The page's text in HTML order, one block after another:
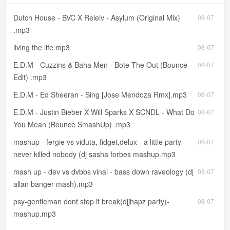
08-07
Dutch House - BVC X Releiv - Asylum (Original Mix)
.mp3
08-07
living the life.mp3
08-07
E.D.M - Cuzzins & Baha Men - Bote The Out (Bounce
Edit) .mp3
08-07
E.D.M - Ed Sheeran - Sing [Jose Mendoza Rmx].mp3
08-07
E.D.M - Justin Bieber X Will Sparks X SCNDL - What Do
You Mean (Bounce SmashUp) .mp3
08-07
mashup - fergie vs viduta, fidget,delux - a little party
never killed nobody (dj sasha forbes mashup.mp3
08-07
mash up - dev vs dvbbs vinai - bass down raveology (dj
allan banger mash).mp3
08-07
psy-gentleman dont stop it break(djjhapz party)-
mashup.mp3